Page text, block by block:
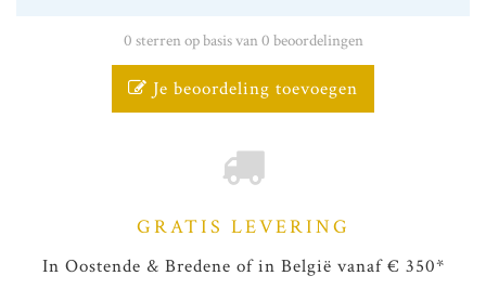
0 sterren op basis van 0 beoordelingen
Je beoordeling toevoegen
GRATIS LEVERING
In Oostende & Bredene of in België vanaf € 350*